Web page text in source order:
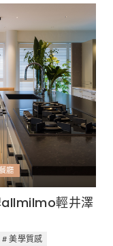
廳
allmilmo輕井澤
美學質感